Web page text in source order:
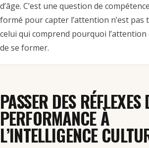
d’âge. C’est une question de
formé pour capter l’attention n’est pas
celui qui comprend pourquoi
de se former.
PASSER DES RÉFLEXES
PERFORMANCE À
L’INTELLIGENCE